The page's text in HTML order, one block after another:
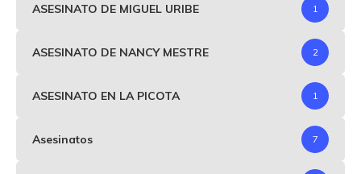
ASESINATO DE MIGUEL URIBE 1
ASESINATO DE NANCY MESTRE 2
ASESINATO EN LA PICOTA 1
Asesinatos 7